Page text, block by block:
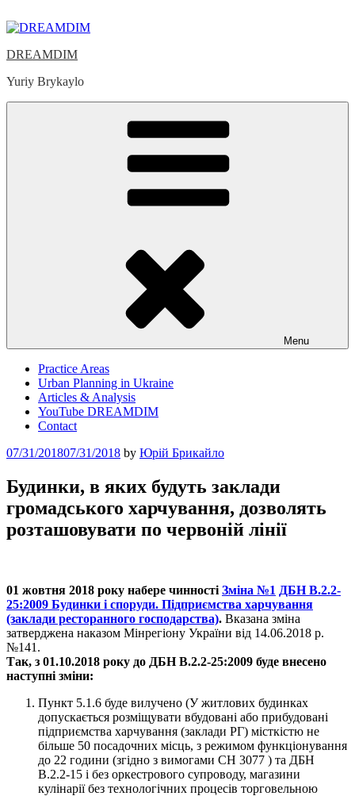
to
DREAMDIM
Yuriy Brykaylo
Menu
Practice Areas
Urban Planning in Ukraine
Articles & Analysis
YouTube DREAMDIM
Contact
Posted
07/31/201807/31/2018 by Юрій Брикайло
Будинки, в яких будуть заклади
громадського харчування, дозволять
розташовувати по червоній лінії
01 жовтня 2018 року набере чинності Зміна №1 ДБН В.2.2-
25:2009 Будинки і споруди. Підприємства харчування
(заклади ресторанного господарства). Вказана зміна
затверджена наказом Мінрегіону України від 14.06.2018 р.
№141.
Так, з 01.10.2018 року до ДБН В.2.2-25:2009 буде внесено
наступні зміни:
Пункт 5.1.6 буде вилучено (У житлових будинках
допускається розміщувати вбудовані або прибудовані
підприємства харчування (заклади РГ) місткістю не
більше 50 посадочних місць, з режимом функціонування
до 22 години (згідно з вимогами СН 3077 ) та ДБН
В.2.2-15 і без оркестрового супроводу, магазини
кулінарії без технологічних процесів торговельною